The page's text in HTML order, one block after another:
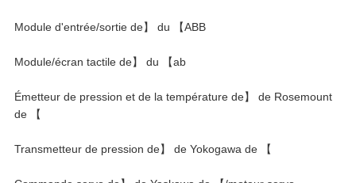
Module d'entrée/sortie de】 du 【ABB
Module/écran tactile de】 du 【ab
Émetteur de pression et de la température de】 de Rosemount
de 【
Transmetteur de pression de】 de Yokogawa de 【